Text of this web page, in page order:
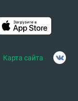
Карта сайта